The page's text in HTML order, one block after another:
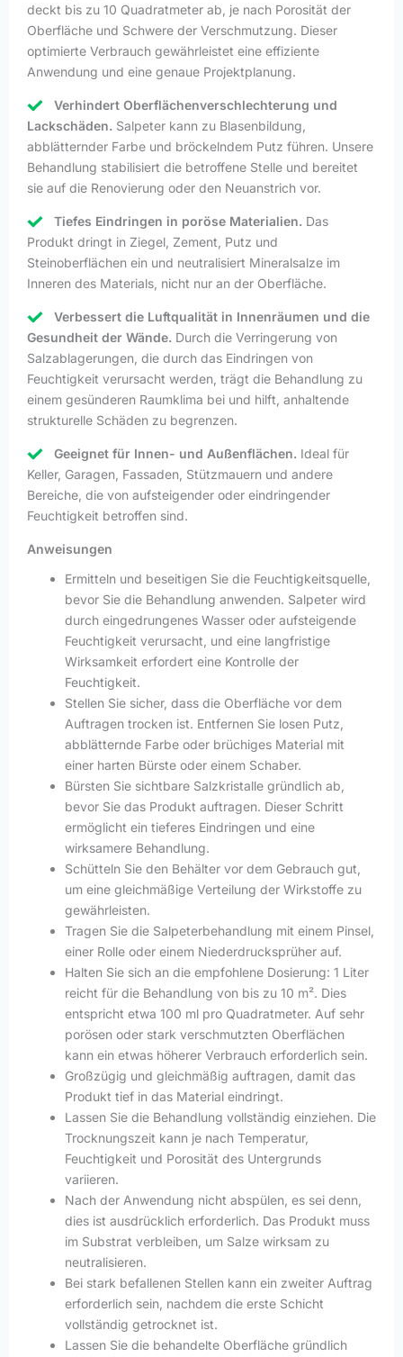
deckt bis zu 10 Quadratmeter ab, je nach Porosität der
Oberfläche und Schwere der Verschmutzung. Dieser
optimierte Verbrauch gewährleistet eine effiziente
Anwendung und eine genaue Projektplanung.
Verhindert Oberflächenverschlechterung und
Lackschäden. Salpeter kann zu Blasenbildung,
abblätternder Farbe und bröckelndem Putz führen. Unsere
Behandlung stabilisiert die betroffene Stelle und bereitet
sie auf die Renovierung oder den Neuanstrich vor.
Tiefes Eindringen in poröse Materialien. Das
Produkt dringt in Ziegel, Zement, Putz und
Steinoberflächen ein und neutralisiert Mineralsalze im
Inneren des Materials, nicht nur an der Oberfläche.
Verbessert die Luftqualität in Innenräumen und die
Gesundheit der Wände. Durch die Verringerung von
Salzablagerungen, die durch das Eindringen von
Feuchtigkeit verursacht werden, trägt die Behandlung zu
einem gesünderen Raumklima bei und hilft, anhaltende
strukturelle Schäden zu begrenzen.
Geeignet für Innen- und Außenflächen. Ideal für
Keller, Garagen, Fassaden, Stützmauern und andere
Bereiche, die von aufsteigender oder eindringender
Feuchtigkeit betroffen sind.
Anweisungen
Ermitteln und beseitigen Sie die Feuchtigkeitsquelle,
bevor Sie die Behandlung anwenden. Salpeter wird
durch eingedrungenes Wasser oder aufsteigende
Feuchtigkeit verursacht, und eine langfristige
Wirksamkeit erfordert eine Kontrolle der
Feuchtigkeit.
Stellen Sie sicher, dass die Oberfläche vor dem
Auftragen trocken ist. Entfernen Sie losen Putz,
abblätternde Farbe oder brüchiges Material mit
einer harten Bürste oder einem Schaber.
Bürsten Sie sichtbare Salzkristalle gründlich ab,
bevor Sie das Produkt auftragen. Dieser Schritt
ermöglicht ein tieferes Eindringen und eine
wirksamere Behandlung.
Schütteln Sie den Behälter vor dem Gebrauch gut,
um eine gleichmäßige Verteilung der Wirkstoffe zu
gewährleisten.
Tragen Sie die Salpeterbehandlung mit einem Pinsel,
einer Rolle oder einem Niederdrucksprüher auf.
Halten Sie sich an die empfohlene Dosierung: 1 Liter
reicht für die Behandlung von bis zu 10 m². Dies
entspricht etwa 100 ml pro Quadratmeter. Auf sehr
porösen oder stark verschmutzten Oberflächen
kann ein etwas höherer Verbrauch erforderlich sein.
Großzügig und gleichmäßig auftragen, damit das
Produkt tief in das Material eindringt.
Lassen Sie die Behandlung vollständig einziehen. Die
Trocknungszeit kann je nach Temperatur,
Feuchtigkeit und Porosität des Untergrunds
variieren.
Nach der Anwendung nicht abspülen, es sei denn,
dies ist ausdrücklich erforderlich. Das Produkt muss
im Substrat verbleiben, um Salze wirksam zu
neutralisieren.
Bei stark befallenen Stellen kann ein zweiter Auftrag
erforderlich sein, nachdem die erste Schicht
vollständig getrocknet ist.
Lassen Sie die behandelte Oberfläche gründlich